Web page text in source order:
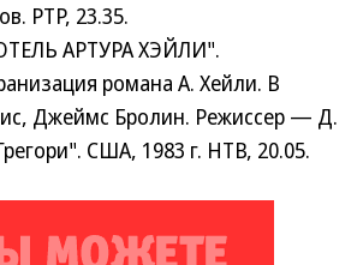
РТР, 23.35.
АРТУРА ХЭЙЛИ".
романа А. Хейли. В
Джеймс Бролин. Режиссер — Д.
США, 1983 г. НТВ, 20.05.